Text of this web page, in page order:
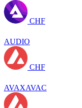
CHF
AUDIO
CHF
AVAXAVAC